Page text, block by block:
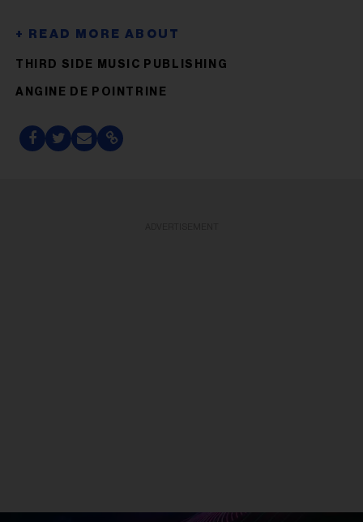
THIRD SIDE MUSIC PUBLISHING
ANGINE DE POINTRINE